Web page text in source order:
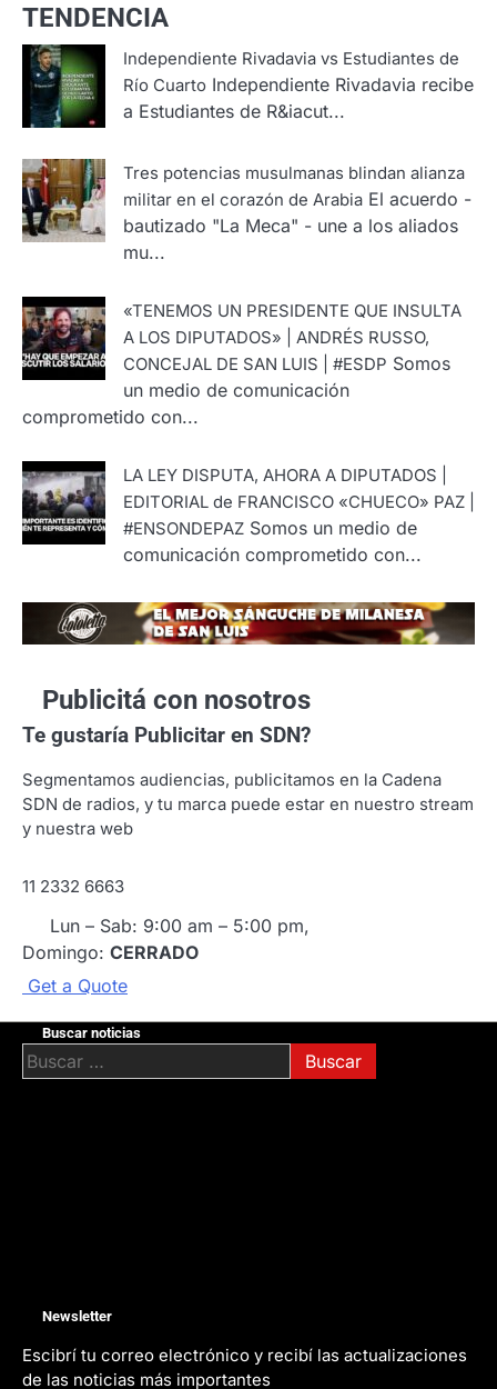
TENDENCIA
Independiente Rivadavia vs Estudiantes de
Río Cuarto Independiente Rivadavia recibe
a Estudiantes de R&iacut...
Tres potencias musulmanas blindan alianza
militar en el corazón de Arabia El acuerdo -
bautizado "La Meca" - une a los aliados
mu...
«TENEMOS UN PRESIDENTE QUE INSULTA
A LOS DIPUTADOS» | ANDRÉS RUSSO,
CONCEJAL DE SAN LUIS | #ESDP Somos
un medio de comunicación
comprometido con...
LA LEY DISPUTA, AHORA A DIPUTADOS |
EDITORIAL de FRANCISCO «CHUECO» PAZ |
#ENSONDEPAZ Somos un medio de
comunicación comprometido con...
Publicitá con nosotros
Te gustaría Publicitar en SDN?
Segmentamos audiencias, publicitamos en la Cadena
SDN de radios, y tu marca puede estar en nuestro stream
y nuestra web
11 2332 6663
Lun – Sab: 9:00 am – 5:00 pm,
Domingo: CERRADO
Get a Quote
Buscar noticias
Buscar:
Newsletter
Escibrí tu correo electrónico y recibí las actualizaciones
de las noticias más importantes